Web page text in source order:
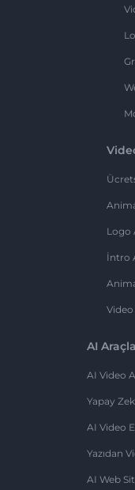
Logo
İntro
AI
AI Video
Yapay
AI Video
Yazıdan
AI Web